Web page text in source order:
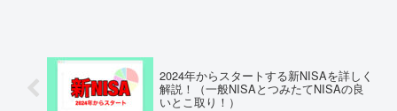
2024年からスタートする新NISAを詳しく
解説！（一般NISAとつみたてNISAの良
いとこ取り！）